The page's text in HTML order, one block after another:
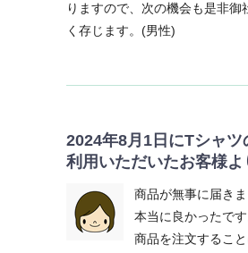
りますので、次の機会も是非御
く存じます。(男性)
2024年8月1日にTシャツ
利用いただいたお客様よ
商品が無事に届き
本当に良かったで
商品を注文するこ